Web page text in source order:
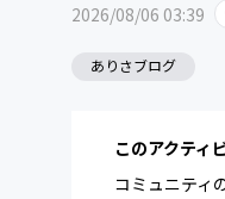
2026/08/06 03:39
ありさブログ
このアクティ
コミュニティ